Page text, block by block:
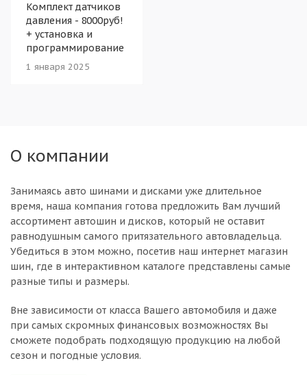
Комплект датчиков
давления - 8000руб!
+ установка и
программирование
1 января 2025
О компании
Занимаясь авто шинами и дисками уже длительное
время, наша компания готова предложить Вам лучший
ассортимент автошин и дисков, который не оставит
равнодушным самого притязательного автовладельца.
Убедиться в этом можно, посетив наш интернет магазин
шин, где в интерактивном каталоге представлены самые
разные типы и размеры.
Вне зависимости от класса Вашего автомобиля и даже
при самых скромных финансовых возможностях Вы
сможете подобрать подходящую продукцию на любой
сезон и погодные условия.